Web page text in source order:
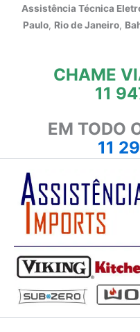
Assistência Técnica
Paulo, Rio de Janeiro,
CHAME
11
EM TODO
11